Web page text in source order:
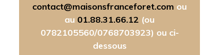
contact@maisonsfranceforet.com ou
au 01.88.31.66.12 (ou
0782105560/0768703923) ou ci-
dessous